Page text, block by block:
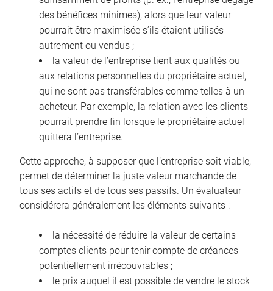
des bénéfices minimes), alors que leur valeur
pourrait être maximisée s’ils étaient utilisés
autrement ou vendus ;
la valeur de l’entreprise tient aux qualités ou
aux relations personnelles du propriétaire actuel,
qui ne sont pas transférables comme telles à un
acheteur. Par exemple, la relation avec les clients
pourrait prendre fin lorsque le propriétaire actuel
quittera l’entreprise.
Cette approche, à supposer que l’entreprise soit viable,
permet de déterminer la juste valeur marchande de
tous ses actifs et de tous ses passifs. Un évaluateur
considérera généralement les éléments suivants :
la nécessité de réduire la valeur de certains
comptes clients pour tenir compte de créances
potentiellement irrécouvrables ;
le prix auquel il est possible de vendre le stock